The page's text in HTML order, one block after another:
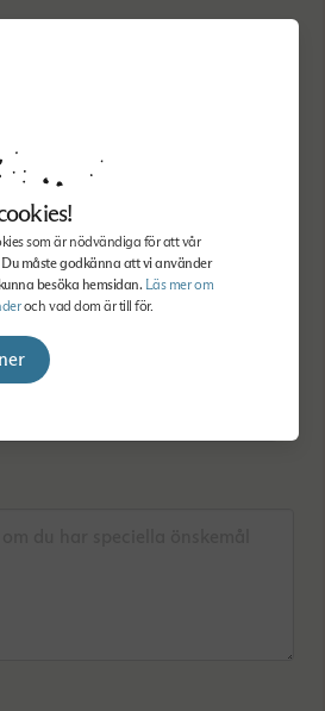
som är nödvändiga för att vår
Du måste godkänna att vi använder
besöka hemsidan. Läs mer om
och vad dom är till för.